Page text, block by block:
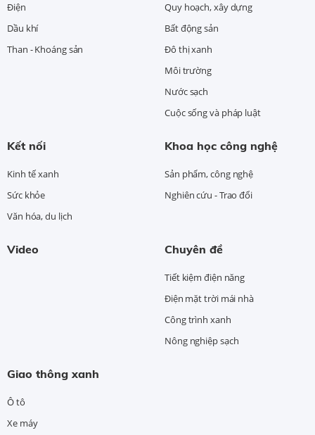
Điện
Dầu khí
Than - Khoáng sản
Quy hoạch, xây dựng
Bất động sản
Đô thị xanh
Môi trường
Nước sạch
Cuộc sống và pháp luật
Kết nối
Kinh tế xanh
Sức khỏe
Văn hóa, du lịch
Khoa học công nghệ
Sản phẩm, công nghệ
Nghiên cứu - Trao đổi
Video Chuyên đề
Tiết kiệm điện năng
Điện mặt trời mái nhà
Công trình xanh
Nông nghiệp sạch
Giao thông xanh
Ô tô
Xe máy